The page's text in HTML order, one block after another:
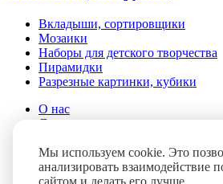
Вкладыши, сортировщики
Мозаики
Наборы для детского творчества
Пирамидки
Разрезные картинки, кубики
О нас
Доставка и оплата
Контакты
Блог
Мы используем cookie. Это
анализировать взаимодействие
сайтом и делать его лучше.